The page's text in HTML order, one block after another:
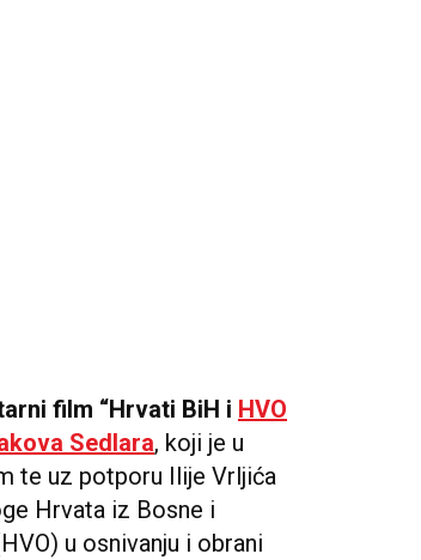
film “Hrvati BiH i HVO
Sedlara, koji je u
te uz potporu Ilije Vrljića
Hrvata iz Bosne i
u osnivanju i obrani